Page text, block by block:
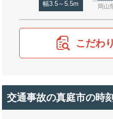
幅3.5～5.5m 岡山
こだわ
交通事故の真庭市の時